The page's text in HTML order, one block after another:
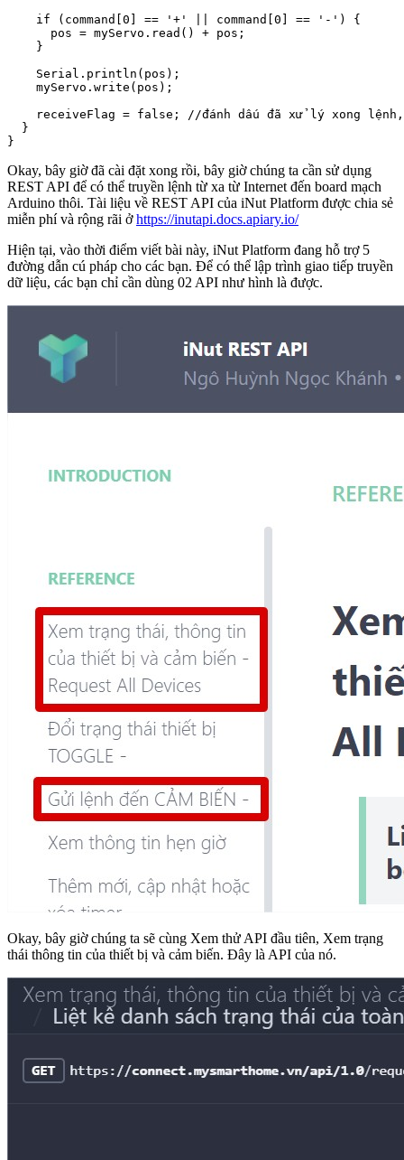
    if (command[0] == '+' || command[0] == '-') {
      pos = myServo.read() + pos;
    }
    Serial.println(pos);
    myServo.write(pos);
receiveFlag = false; //đánh dấu đã xử lý xong
  }
Okay, bây giờ đã cài đặt xong rồi, bây giờ chúng ta cần sử dụng
REST API để có thể truyền lệnh từ xa từ Internet đến board mạch
Arduino thôi. Tài liệu về REST API của iNut Platform được chia sẻ
miễn phí và rộng rãi ởhttps://inutapi.docs.apiary.io/
Hiện tại, vào thời điểm viết bài này, iNut Platform đang hỗ trợ 5
đường dẫn cú pháp cho các bạn. Để có thể lập trình giao tiếp truyền
dữ liệu, các bạn chỉ cần dùng 02 API như hình là được.
Okay, bây giờ chúng ta sẽ cùng Xem thử API đầu tiên, Xem trạng
thái thông tin của thiết bị và cảm biến. Đây là API của nó.